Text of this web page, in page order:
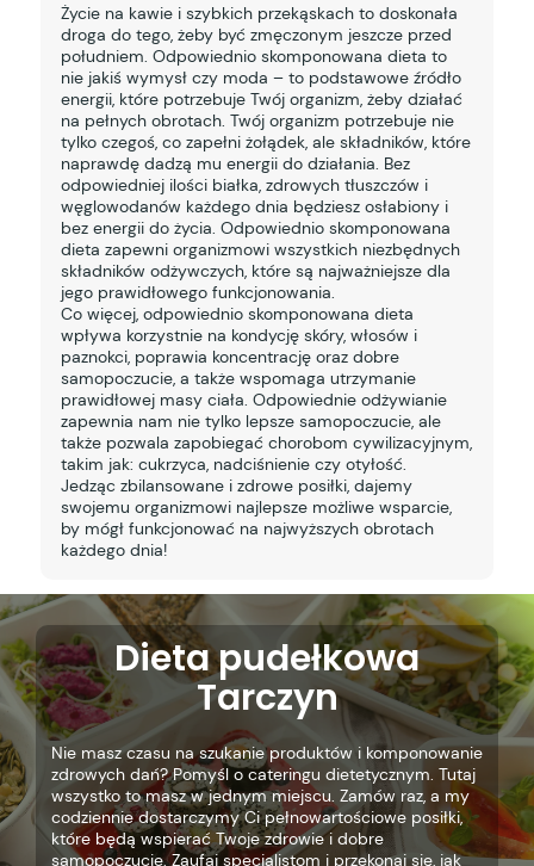
Życie na kawie i szybkich przekąskach to doskonała
droga do tego, żeby być zmęczonym jeszcze przed
południem. Odpowiednio skomponowana dieta to
nie jakiś wymysł czy moda – to podstawowe źródło
energii, które potrzebuje Twój organizm, żeby działać
na pełnych obrotach. Twój organizm potrzebuje nie
tylko czegoś, co zapełni żołądek, ale składników, które
naprawdę dadzą mu energii do działania. Bez
odpowiedniej ilości białka, zdrowych tłuszczów i
węglowodanów każdego dnia będziesz osłabiony i
bez energii do życia. Odpowiednio skomponowana
dieta zapewni organizmowi wszystkich niezbędnych
składników odżywczych, które są najważniejsze dla
jego prawidłowego funkcjonowania.
Co więcej, odpowiednio skomponowana dieta
wpływa korzystnie na kondycję skóry, włosów i
paznokci, poprawia koncentrację oraz dobre
samopoczucie, a także wspomaga utrzymanie
prawidłowej masy ciała. Odpowiednie odżywianie
zapewnia nam nie tylko lepsze samopoczucie, ale
także pozwala zapobiegać chorobom cywilizacyjnym,
takim jak: cukrzyca, nadciśnienie czy otyłość.
Jedząc zbilansowane i zdrowe posiłki, dajemy
swojemu organizmowi najlepsze możliwe wsparcie,
by mógł funkcjonować na najwyższych obrotach
każdego dnia!
Dieta pudełkowa
Tarczyn
Nie masz czasu na szukanie produktów i komponowanie
zdrowych dań? Pomyśl o cateringu dietetycznym. Tutaj
wszystko to masz w jednym miejscu. Zamów raz, a my
codziennie dostarczymy Ci pełnowartościowe posiłki,
które będą wspierać Twoje zdrowie i dobre
samopoczucie. Zaufaj specjalistom i przekonaj się, jak